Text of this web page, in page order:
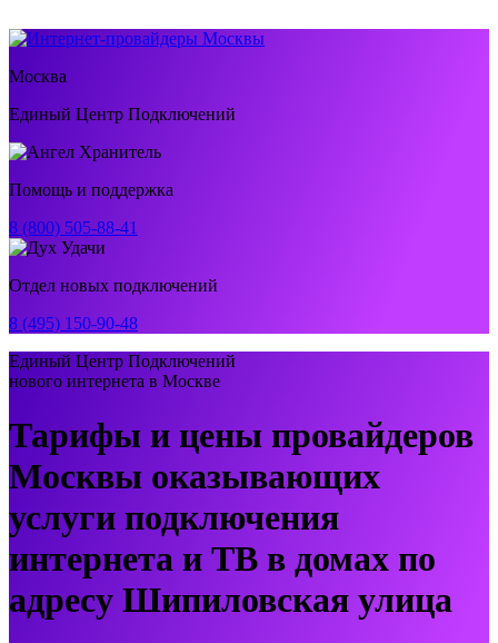
Москва
Единый Центр Подключений
Помощь и поддержка
8 (800) 505-88-41
Отдел новых подключений
8 (495) 150-90-48
Единый Центр Подключений
нового интернета в Москве
Тарифы и цены провайдеров
Москвы оказывающих
услуги подключения
интернета и ТВ в домах по
адресу Шипиловская улица